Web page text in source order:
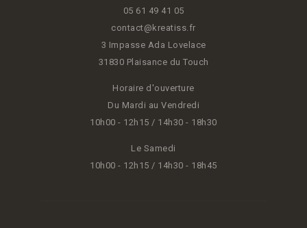
05 61 49 41 05
contact@kreatiss.fr
3 Impasse Ada Lovelace
31830 Plaisance du Touch
Horaire d'ouverture
Du Mardi au Vendredi
10h00 - 12h15 / 14h30 - 18h30
Le Samedi
10h00 - 12h15 / 14h30 - 18h45